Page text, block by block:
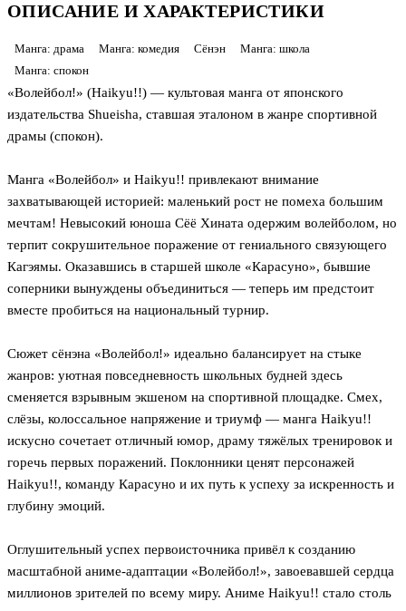
ОПИСАНИЕ И ХАРАКТЕРИСТИКИ
Манга: драма Манга: комедия Сёнэн
Манга: школа
Манга: спокон
«Волейбол!» (Haikyu!!) — культовая манга от японского
издательства Shueisha, ставшая эталоном в жанре спортивной
драмы (спокон).
Манга «Волейбол» и Haikyu!! привлекают внимание
захватывающей историей: маленький рост не помеха большим
мечтам! Невысокий юноша Сёё Хината одержим волейболом, но
терпит сокрушительное поражение от гениального связующего
Кагэямы. Оказавшись в старшей школе «Карасуно», бывшие
соперники вынуждены объединиться — теперь им предстоит
вместе пробиться на национальный турнир.
Сюжет сёнэна «Волейбол!» идеально балансирует на стыке
жанров: уютная повседневность школьных будней здесь
сменяется взрывным экшеном на спортивной площадке. Смех,
слёзы, колоссальное напряжение и триумф — манга Haikyu!!
искусно сочетает отличный юмор, драму тяжёлых тренировок и
горечь первых поражений. Поклонники ценят персонажей
Haikyu!!, команду Карасуно и их путь к успеху за искренность и
глубину эмоций.
Оглушительный успех первоисточника привёл к созданию
масштабной аниме‑адаптации «Волейбол!», завоевавшей сердца
миллионов зрителей по всему миру. Аниме Haikyu!! стало столь